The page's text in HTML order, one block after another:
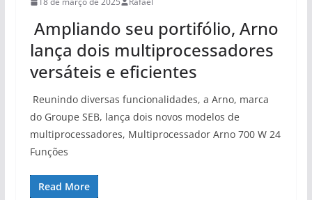
Ampliando seu portifólio, Arno
lança dois multiprocessadores
versáteis e eficientes
Reunindo diversas funcionalidades, a Arno, marca
do Groupe SEB, lança dois novos modelos de
multiprocessadores, Multiprocessador Arno 700 W 24
Funções
Read More